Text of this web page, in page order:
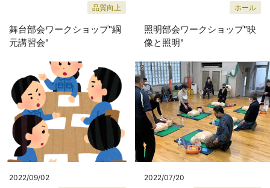
品質向上
舞台部会ワークショップ"綱
元講習会"
ホール
照明部会ワークショップ"映
像と照明"
2022/09/02
2022/07/20